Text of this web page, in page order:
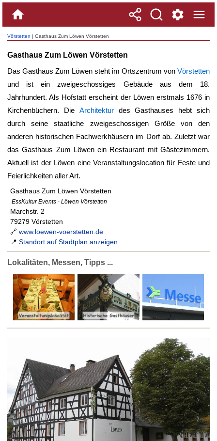
Vörstetten | Gasthaus Zum Löwen Vörstetten
Gasthaus Zum Löwen Vörstetten
Das Gasthaus Zum Löwen steht im Ortszentrum von Vörstetten
und ist ein zweigeschossiges Gebäude aus dem 18.
Jahrhundert. Als Hofstatt erscheint der Löwen erstmals 1676 in
Kirchenbüchern. Die Architekturdes Gasthauses hebt sich
durch seine staatliche zweigeschossigen Größe von den
anderen historischen Fachwerkhäusern im Dorf ab. Zuletzt war
das Gasthaus Zum Löwen ein Restaurant mit Gästezimmern.
Aktuell ist der Löwen eine Veranstaltungslocation für Feste und
Feierlichkeiten aller Art.
Gasthaus Zum Löwen Vörstetten
EssKultur Events - Löwen Vörstetten
Marchstr. 2
79279 Vörstetten
🔗 www.loewen-voerstetten.de
📍 Standort auf Stadtplan anzeigen
Lokalitäten, Messen, Tipps ...